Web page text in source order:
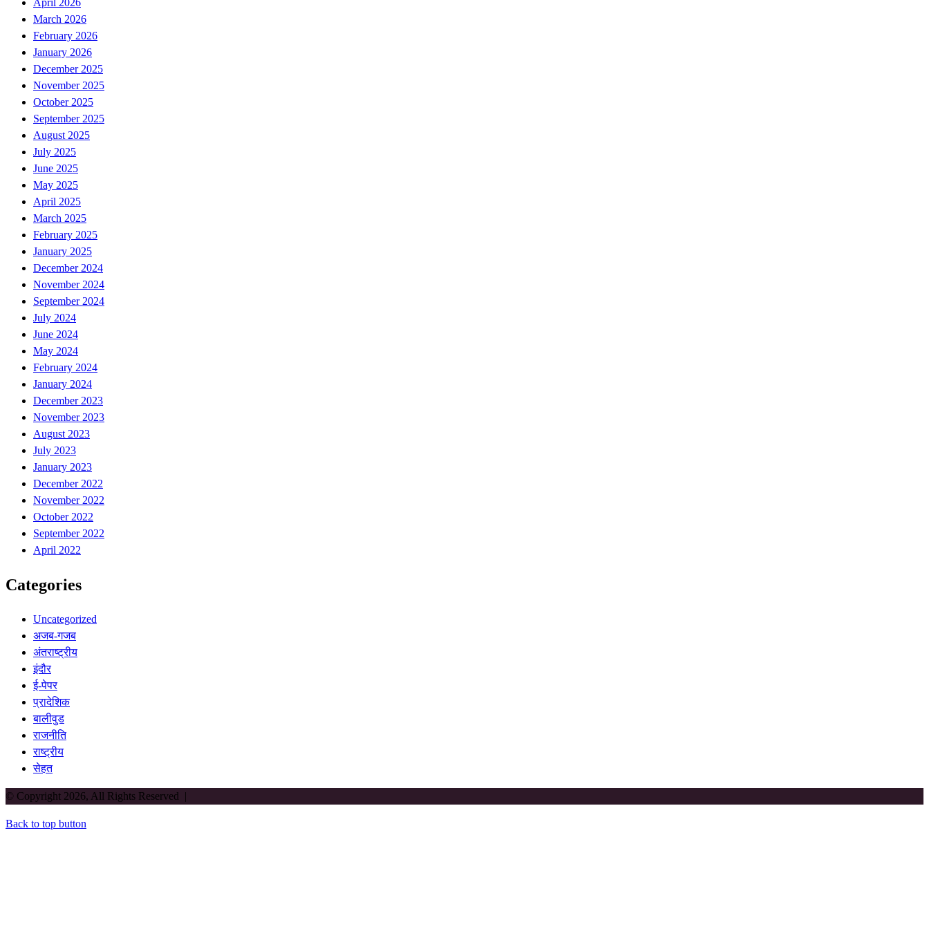
March 2026
February 2026
January 2026
December 2025
November 2025
October 2025
September 2025
August 2025
July 2025
June 2025
May 2025
April 2025
March 2025
February 2025
January 2025
December 2024
November 2024
September 2024
July 2024
June 2024
May 2024
February 2024
January 2024
December 2023
November 2023
August 2023
July 2023
January 2023
December 2022
November 2022
October 2022
September 2022
April 2022
Categories
Uncategorized
अजब-गजब
अंतराष्ट्रीय
इंदौर
ई-पेपर
प्रादेशिक
बालीवुड
राजनीति
राष्ट्रीय
सेहत
© Copyright 2026, All Rights Reserved |
Back to top button